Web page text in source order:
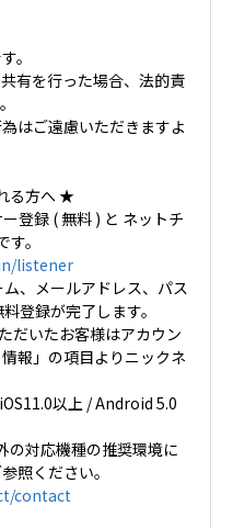
。
有を行った場合、法的責
はご遠慮いただきますよ
る方へ ★
登録 ( 無料 ) と ネットチ
。
listener
、メールアドレス、パス
登録が完了します。
だいたお客様はアカウン
報」の項目よりニックネ
以上 / Android 5.0
の対応機種の推奨環境に
照ください。
contact